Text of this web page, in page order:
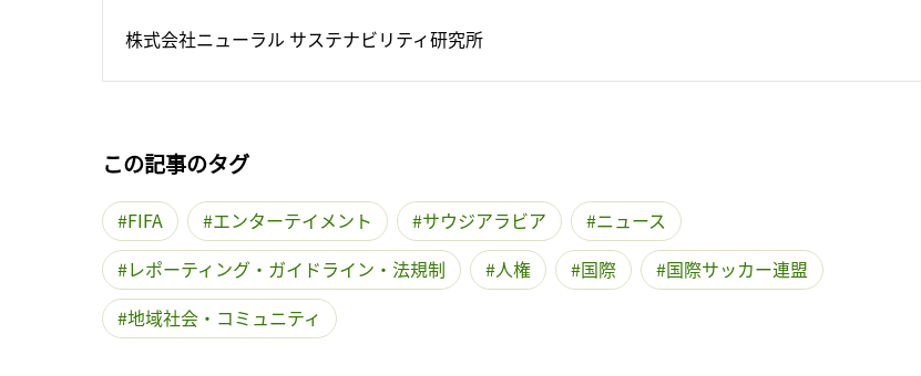
株式会社ニューラル サステナビリティ研究所
この記事のタグ
FIFA エンターテイメント サウジアラビア
ニュース
レポーティング・ガイドライン・法規制
人権 国際
国際サッカー連盟
地域社会・コミュニティ